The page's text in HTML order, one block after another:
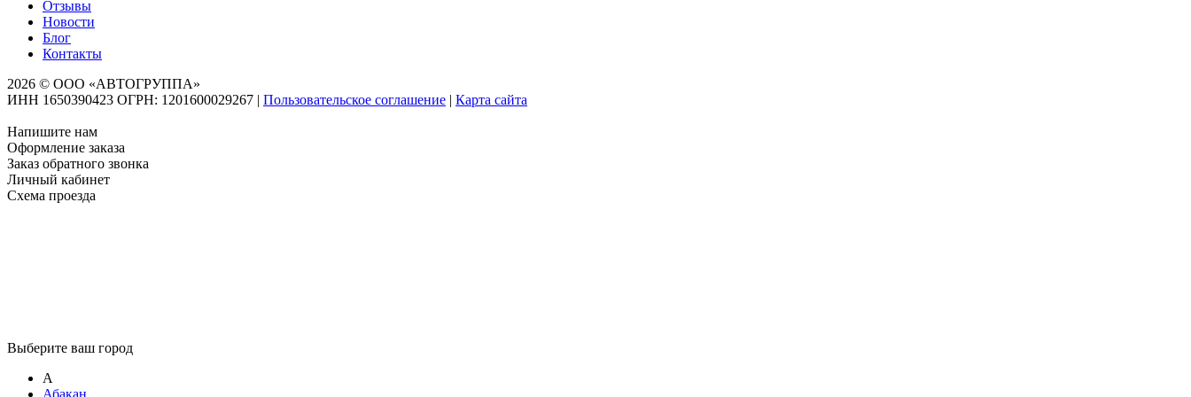
Отзывы
Новости
Блог
Контакты
2026 © ООО «АВТОГРУППА»
ИНН 1650390423 ОГРН: 1201600029267 | Пользовательское соглашение | Карта сайта
Напишите нам
Оформление заказа
Заказ обратного звонка
Личный кабинет
Схема проезда
Выберите ваш город
А